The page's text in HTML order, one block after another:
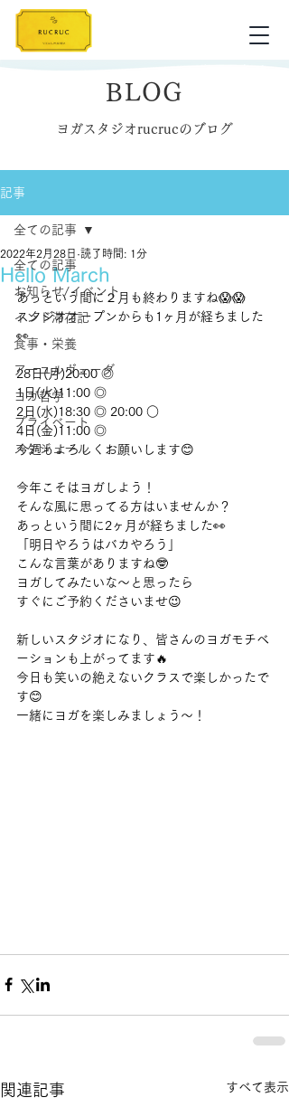
BLOG
ヨガスタジオrucrucのブログ
記事
全ての記事
お知らせ/イベント
インド滞在記
食事・栄養
アーユルヴェーダ
ヨガ哲学
プライベート
スケジュール
全ての記事
Hello March
2022年2月28日 読了時間: 1分
あっという間に２月も終わりますね😱😱
スタジオオープンからも1ヶ月が経ちました
👀
28日(月)20:00 ◎
1日(火)11:00 ◎
2日(水)18:30 ◎ 20:00 ○
4日(金)11:00 ◎
今週もよろしくお願いします😊
今年こそはヨガしよう！
そんな風に思ってる方はいませんか？
あっという間に2ヶ月が経ちました👀
「明日やろうはバカやろう」
こんな言葉がありますね🤓
ヨガしてみたいな〜と思ったら
すぐにご予約くださいませ😉
新しいスタジオになり、皆さんのヨガモチベ
ーションも上がってます🔥
今日も笑いの絶えないクラスで楽しかったで
す😊
一緒にヨガを楽しみましょう〜！
関連記事 すべて表示